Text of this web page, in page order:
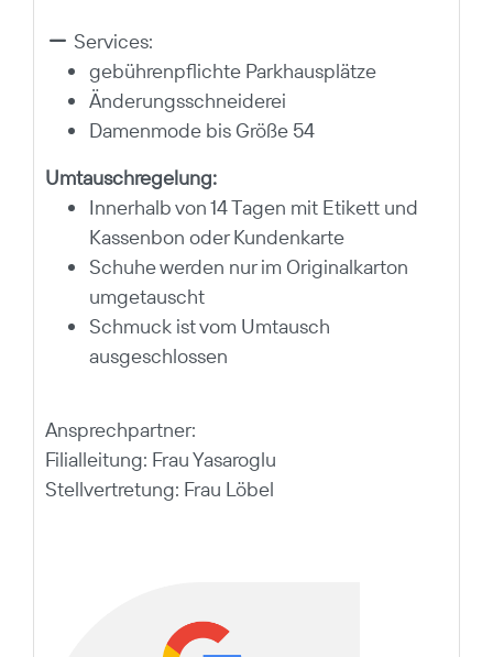
Services:
gebührenpflichte Parkhausplätze
Änderungsschneiderei
Damenmode bis Größe 54
Umtauschregelung:
Innerhalb von 14 Tagen mit Etikett und
Kassenbon oder Kundenkarte
Schuhe werden nur im Originalkarton
umgetauscht
Schmuck ist vom Umtausch
ausgeschlossen
Ansprechpartner:
Filialleitung: Frau Yasaroglu
Stellvertretung: Frau Löbel